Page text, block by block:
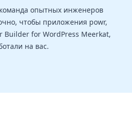
опытных инженеров
чтобы приложения powr,
Builder for WordPress Meerkat,
на вас.